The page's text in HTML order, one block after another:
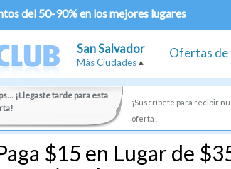
del 50-90% en los mejores lugares
San Salvador
Más Ciudades
Ofertas de
¡Llegaste tarde para esta
¡Suscríbete para recibir
oferta!
$15 en Lugar de